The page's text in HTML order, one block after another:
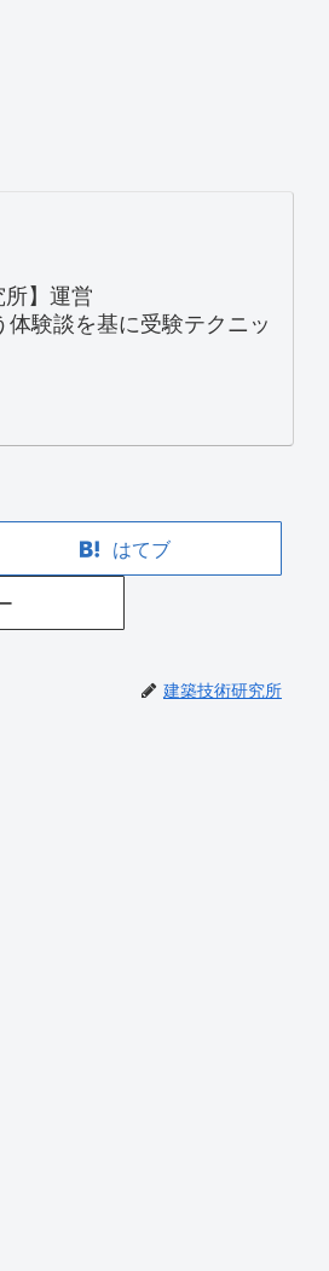
】運営
験談を基に受験テクニッ
はてブ
建築技術研究所